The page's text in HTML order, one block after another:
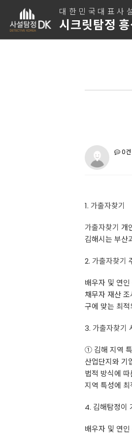
대한민국대표사
시크릿탐정
0건
1. 가출자찾기
가출자찾기 개
김해시는 부산
2. 가출자찾기
배우자 및 연
채무자 재산
구에 맞는 최
3. 가출자찾기
① 김해 지역 특
산업단지와 기
법적 방식에
지역 특성에
4. 김해탐정이
배우자 및 연